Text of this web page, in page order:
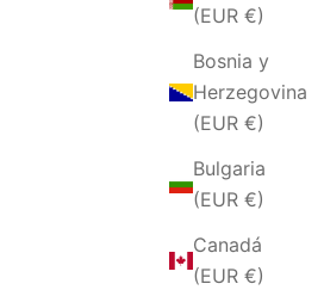
(EUR €)
Bosnia y
Herzegovina
(EUR €)
Bulgaria
(EUR €)
Canadá
(EUR €)
BRACCIALE DA UOMO
ARGENTO E RUTENIO
PRECIO DE
€70,00 EUR